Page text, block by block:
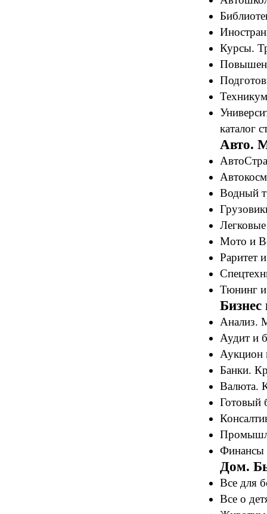
Курсы.
каталог
Авто.
Водный
Мото и
Раритет
Тюнинг
Анализ.
Аудит и
Аукцион
Банки.
Валюта.
Готовый
Финансы
Дом.
Все для
Все о